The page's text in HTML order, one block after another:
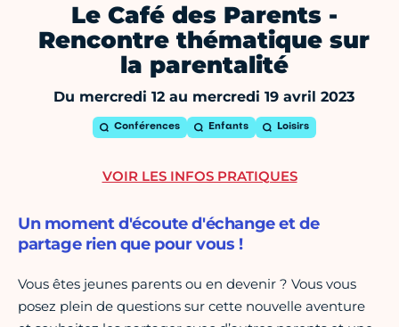
Le Café des Parents -
Rencontre thématique sur
la parentalité
Du mercredi 12 au mercredi 19 avril 2023
Conférences Enfants Loisirs
Un moment d'écoute d'échange et de
partage rien que pour vous !
Vous êtes jeunes parents ou en devenir ? Vous vous
posez plein de questions sur cette nouvelle aventure
VOIR LES INFOS PRATIQUES